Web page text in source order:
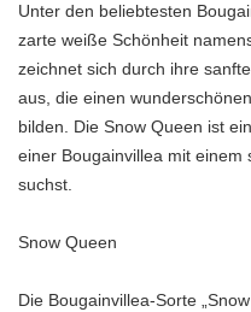
Unter den beliebtesten
zarte weiße Schönheit
zeichnet sich durch ihre
aus, die einen
bilden. Die Snow Queen ist
einer Bougainvillea mit
suchst.
Snow Queen
Die Bougainvillea-Sorte